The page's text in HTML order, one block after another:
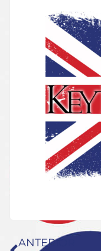
ANTERIOR